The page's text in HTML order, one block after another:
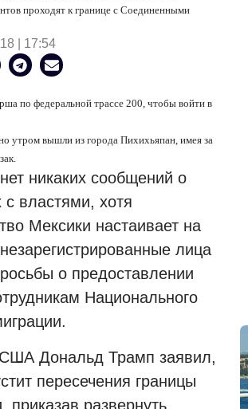
проходят к границе с Соединенными
| 17:54
по федеральной трассе 200, чтобы войти в
утром вышли из города Пихихьяпан, имея за
никаких сообщений о
с властями, хотя
Мексики настаивает на
лица
о предоставлении
Национального
Дональд Трамп заявил,
пересечения границы
приказав развернуть